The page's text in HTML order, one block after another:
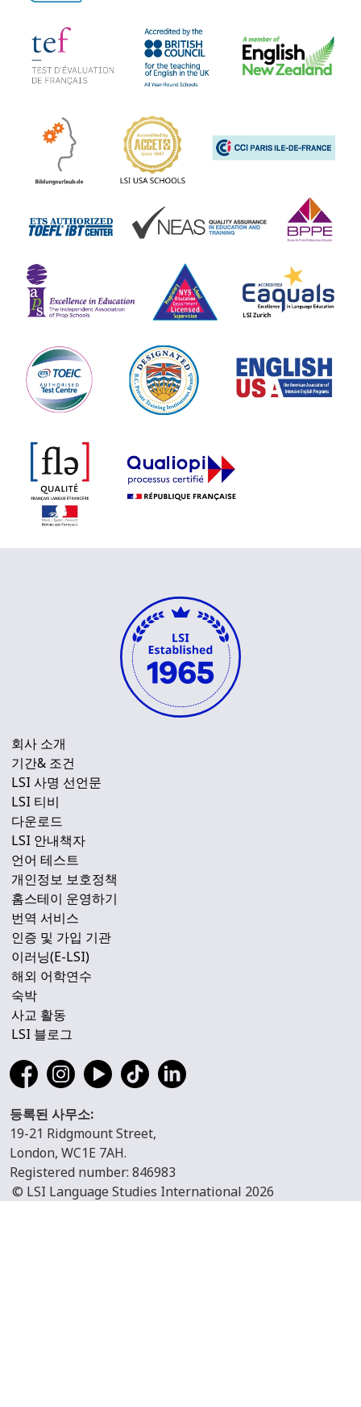
회사 소개
기간& 조건
LSI 사명 선언문
LSI 티비
다운로드
LSI 안내책자
언어 테스트
개인정보 보호정책
홈스테이 운영하기
번역 서비스
인증 및 가입 기관
이러닝(E-LSI)
해외 어학연수
숙박
사교 활동
LSI 블로그
등록된 사무소:
19-21 Ridgmount Street,
London, WC1E 7AH.
Registered number: 846983
© LSI Language Studies International 2026